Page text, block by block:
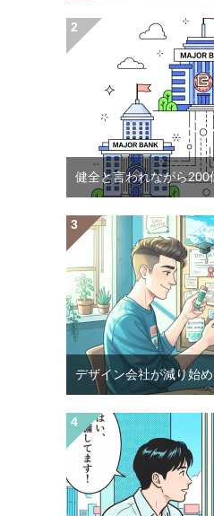
健全と言われながら200
デザイン会社が減り始